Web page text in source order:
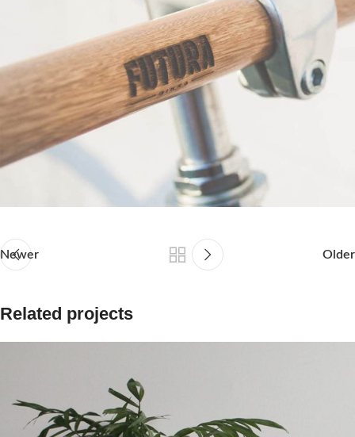
Newer Older
Related projects